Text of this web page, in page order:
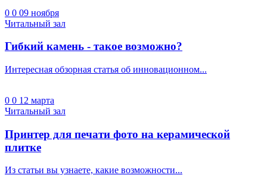
0 0 09 ноября
Читальный зал
Гибкий камень - такое возможно?
Интересная обзорная статья об инновационном...
0 0 12 марта
Читальный зал
Принтер для печати фото на керамической
плитке
Из статьи вы узнаете, какие возможности...